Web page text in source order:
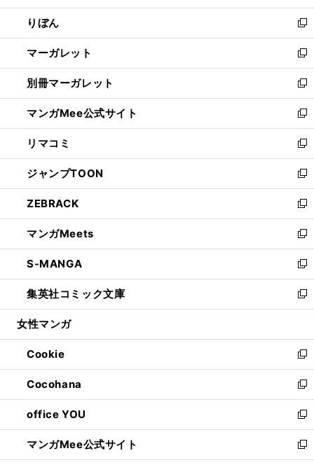
開
く
ウ
で
開
く
ン
ド
ウ
で
開
く
ウ
ィ
ン
ド
ウ
で
開
く
りぼん
新
し
い
ウ
ィ
ン
ド
ウ
で
開
く
マーガレット
新
し
い
ウ
ィ
ン
ド
ウ
で
開
く
別冊マーガレット
新
し
い
ウ
ィ
ン
ド
ウ
で
開
く
マンガMee公式サイト
新
し
い
ウ
ィ
ン
ド
ウ
で
開
く
リマコミ
新
し
い
ウ
ィ
ン
ド
ウ
で
開
く
ジャンプTOON
新
し
い
ウ
ィ
ン
ド
ウ
で
開
ZEBRACK
新
し
い
ウ
ィ
ン
ド
ウ
開
く
マンガMeets
新
し
い
ウ
ィ
ン
ウ
で
開
く
S-MANGA
新
し
い
ウ
ン
ド
ウ
で
開
く
集英社コミック文庫
新
し
ウ
ィ
ン
ド
ウ
で
開
く
女性マンガ
Cookie
新
し
い
ウ
ィ
ン
ド
ウ
Cocohana
新
し
い
ウ
ィ
ン
office YOU
新
し
い
ウ
マンガMee公式サイト
新
し